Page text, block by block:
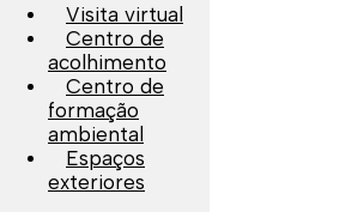
Visita virtual
Centro de
acolhimento
Centro de
formação
ambiental
Espaços
exteriores